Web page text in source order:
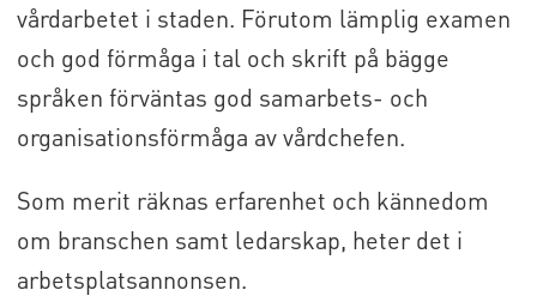
vårdarbetet i staden. Förutom lämplig examen
och god förmåga i tal och skrift på bägge
språken förväntas god samarbets- och
organisationsförmåga av vårdchefen.
Som merit räknas erfarenhet och kännedom
om branschen samt ledarskap, heter det i
arbetsplatsannonsen.